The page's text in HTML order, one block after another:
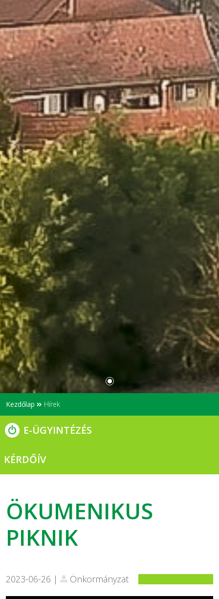
Kezdőlap Hírek
E-ÜGYINTÉZÉS
KÉRDŐÍV
ÖKUMENIKUS
PIKNIK
2023-06-26 | Önkormányzat